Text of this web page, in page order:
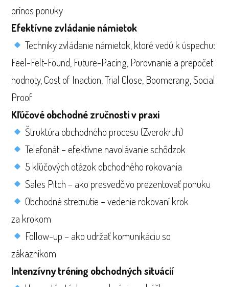
prínos ponuky
Efektívne zvládanie námietok
Techniky zvládanie námietok, ktoré vedú k úspechu:
Feel-Felt-Found, Future-Pacing, Porovnanie a prepočet
hodnoty, Cost of Inaction, Trial Close, Boomerang, Social
Proof
Kľúčové obchodné zručnosti v praxi
Štruktúra obchodného procesu (Zverokruh)
Telefonát – efektívne navolávanie schôdzok
5 kľúčových otázok obchodného rokovania
Sales Pitch – ako presvedčivo prezentovať ponuku
Obchodné stretnutie – vedenie rokovaní krok
za krokom
Follow-up – ako udržať komunikáciu so
zákazníkom
Intenzívny tréning obchodných situácií